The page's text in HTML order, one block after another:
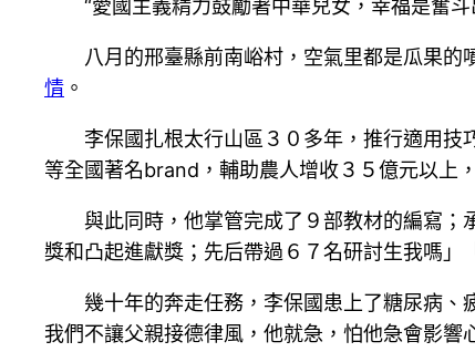
“愛國主義精力鼓勵著中華兒女，幸福是奮斗
八月的邢臺縣前南峪村，空氣里都是瓜果的
情 。
李保國扎根太行山區３０多年，推行適用技巧
等全國著名brand，輔助農人增收３５億元以上
與此同時，他掌管完成了９部教材的編寫；
獎和凸起進獻獎；先后帶過６７名研討生我嗎」
幾十年的奔走任務，李保國患上了糖尿病、疲
我們不讓父親接德律風，他就急，怕他急會影